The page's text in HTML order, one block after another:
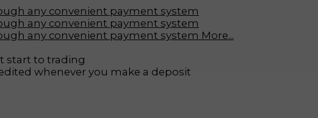
More...
start to trading
whenever you make a deposit